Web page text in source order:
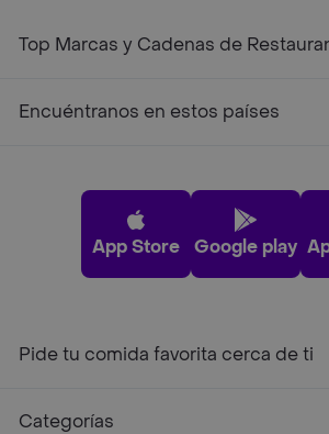
Top Marcas y Cadenas de
Encuéntranos en estos países
App Store Google play
Pide tu comida favorita cerca de ti
Categorías